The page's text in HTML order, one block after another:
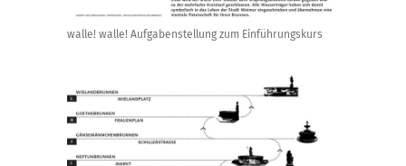
walle! walle! Aufgabenstellung zum Einführungskurs